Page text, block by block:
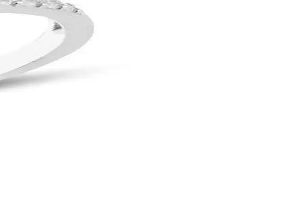
kaliteli bir aksesuar.
Gümüş tonunda zirkon taşlar parlaklık sağlar; bakıma ilişkin